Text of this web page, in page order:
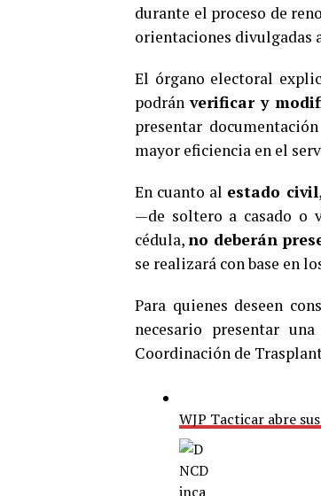
durante el proceso de
orientaciones divulgadas
El órgano electoral
podránverificar y
presentar
mayor eficiencia en el
En cuanto al estado civil
—de soltero a casado o
cédula,no deberán
se realizará con base en
Para quienes deseen
necesario presentar una
Coordinación de
WJP Tacticar abre